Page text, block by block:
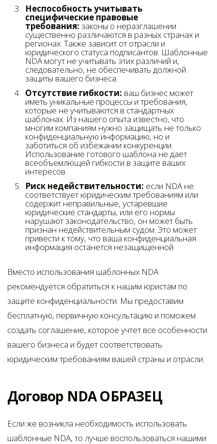
Неспособность учитывать
специфические правовые
требования: законы о неразглашении
существенно различаются в разных странах и
регионах. Также зависит от отрасли и
юридического статуса подписантов. Шаблонные
NDA могут не учитывать этих различий и,
следовательно, не обеспечивать должной
защиты вашего бизнеса.
Отсутствие гибкости: ваш бизнес может
иметь уникальные процессы и требования,
которые не учитываются в стандартных
шаблонах. Из нашего опыта известно, что
многим компаниям нужно защищать не только
конфиденциальную информацию, но и
заботиться об избежании конкуренции.
Использование готового шаблона не дает
всеобъемлющей гибкости в защите ваших
интересов.
Риск недействительности: если NDA не
соответствует юридическим требованиям или
содержит неправильные, устаревшие
юридические стандарты, или его нормы
нарушают законодательство, он может быть
признан недействительным судом. Это может
привести к тому, что ваша конфиденциальная
информация останется незащищенной.
Вместо использования шаблонных NDA
рекомендуется обратиться к нашим юристам по
защите конфиденциальности. Мы предоставим
бесплатную, первичную консультацию и поможем
создать соглашение, которое учтет все особенности
вашего бизнеса и будет соответствовать
юридическим требованиям вашей страны и отрасли.
Договор NDA ОБРАЗЕЦ
Если же возникла необходимость использовать
шаблонные NDA, то лучше воспользоваться нашими